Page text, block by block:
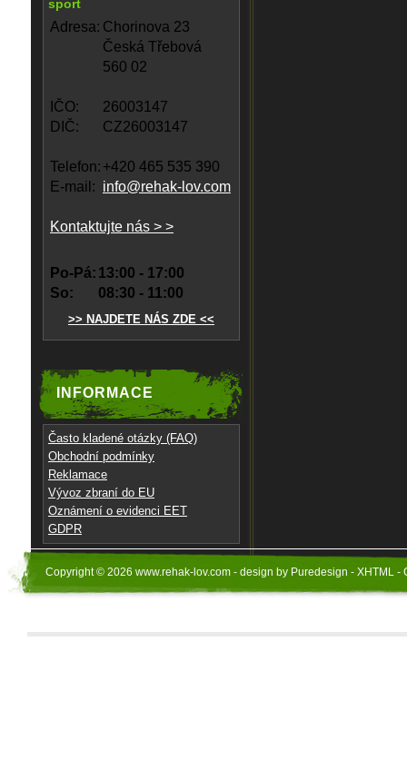
sport
Adresa: Chorinova 23
Česká Třebová
560 02
IČO:
26003147
DIČ:
CZ26003147
Telefon: +420 465 535 390
E-mail: info@rehak-lov.com
Kontaktujte nás > >
Po-Pá: 13:00 - 17:00
So:
08:30 - 11:00
>> NAJDETE NÁS ZDE <<
INFORMACE
Často kladené otázky (FAQ)
Obchodní podmínky
Reklamace
Vývoz zbraní do EU
Oznámení o evidenci EET
GDPR
Copyright © 2026 www.rehak-lov.com - design by Puredesign - XHTML -